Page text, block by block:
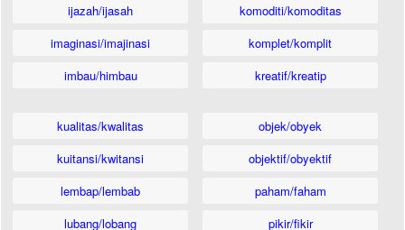
ijazah/ijasah
imaginasi/imajinasi
imbau/himbau
komoditi/komoditas
komplet/komplit
kreatif/kreatip
kualitas/kwalitas
kuitansi/kwitansi
lembap/lembab
lubang/lobang
objek/obyek
objektif/obyektif
paham/faham
pikir/fikir